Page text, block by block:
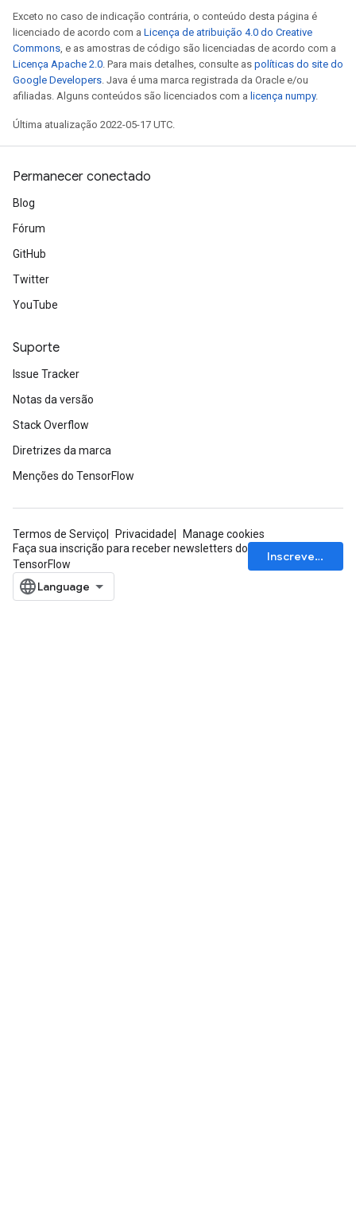
Exceto no caso de indicação contrária, o conteúdo desta página é
licenciado de acordo com a Licença de atribuição 4.0 do Creative
Commons, e as amostras de código são licenciadas de acordo com a
Licença Apache 2.0. Para mais detalhes, consulte as políticas do site do
Google Developers. Java é uma marca registrada da Oracle e/ou
afiliadas. Alguns conteúdos são licenciados com a licença numpy.
Última atualização 2022-05-17 UTC.
Permanecer conectado
Blog
Fórum
GitHub
Twitter
YouTube
Suporte
Issue Tracker
Notas da versão
Stack Overflow
Diretrizes da marca
Menções do TensorFlow
Termos de Serviço Privacidade
Manage cookies
Faça sua inscrição para receber newsletters do
TensorFlow
Inscrever-se